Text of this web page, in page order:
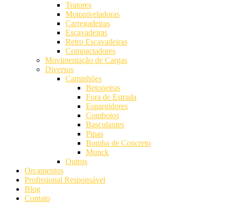
Tratores
Motoniveladoras
Carregadeiras
Escavadeiras
Retro Escavadeiras
Compactadores
Movimentação de Cargas
Diversos
Caminhões
Betoneiras
Fora de Estrada
Espargidores
Comboios
Basculantes
Pipas
Bomba de Concreto
Munck
Outros
Orçamentos
Profissional Responsável
Blog
Contato